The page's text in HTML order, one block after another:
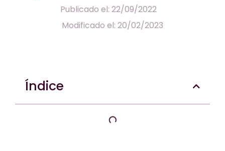
Publicado el: 22/09/2022
Modificado el: 20/02/2023
Índice